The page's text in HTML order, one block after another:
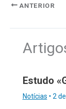
ANTERIOR
Estudo
Notícias • 2